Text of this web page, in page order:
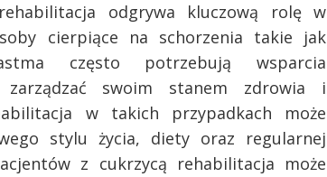
odgrywa kluczową rolę w
cierpiące na schorzenia takie jak
często potrzebują wsparcia
swoim stanem zdrowia i
w takich przypadkach może
stylu życia, diety oraz regularnej
z cukrzycą rehabilitacja może